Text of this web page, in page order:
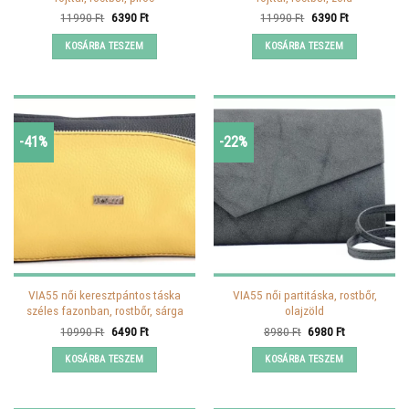
11990Ft Original
was:
11990 Ft.
6390FtCurrent
KOSÁRBA TESZEM
11990Ft Original
was:
11990 Ft.
6390FtCurrent
KOSÁRBA TESZEM
-41%
VIA55 női keresztpántos táska
széles fazonban, rostbőr, sárga
10990Ft Original
was:
10990 Ft.
6490FtCurrent
KOSÁRBA TESZEM
-22%
VIA55 női partitáska, rostbőr,
olajzöld
8980Ft Original
was:
8980 Ft.
6980FtCurrent
KOSÁRBA TESZEM